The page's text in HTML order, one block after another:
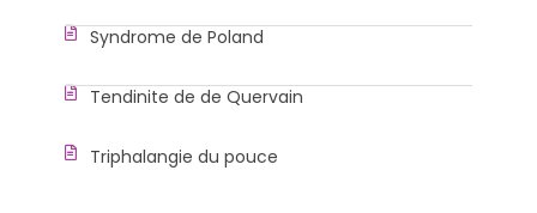
Syndrome de Poland
Tendinite de de Quervain
Triphalangie du pouce